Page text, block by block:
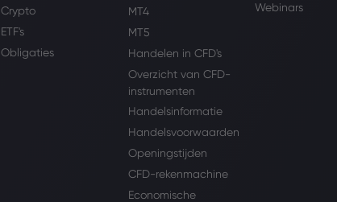
Crypto
ETF's
Obligaties
MT4
MT5
Handelen in CFD's
Overzicht van CFD-
instrumenten
Handelsinformatie
Handelsvoorwaarden
Openingstijden
CFD-rekenmachine
Economische
Webinars